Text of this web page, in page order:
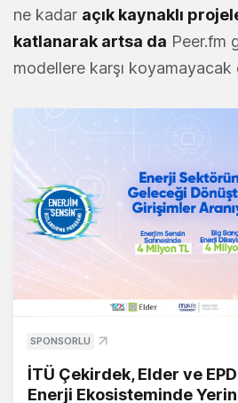
ne kadar açık kaynaklı
katlanarak artsa da Peer.fm
modellere karşı
SPONSORLU
İTÜ Çekirdek, Elder ve
Enerji Ekosisteminde